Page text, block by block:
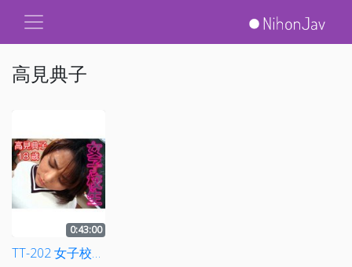
高見典子
0:43:00
TT-202 女子校生 高見典子 18歳